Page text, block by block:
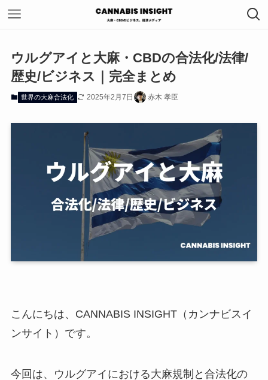
ウルグアイと大麻・CBDの合法化/法律/
歴史/ビジネス｜完全まとめ
世界の大麻合法化 2025年2月7日 赤木 孝臣
こんにちは、CANNABIS INSIGHT（カンナビスイ
ンサイト）です。
今回は、ウルグアイにおける大麻規制と合法化の